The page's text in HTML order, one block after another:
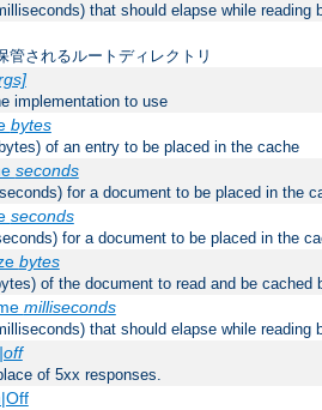
that should elapse while reading
管されるルートディレクトリ
implementation to use
bytes
of an entry to be placed in the cache
seconds
for a document to be placed in the
seconds
for a document to be placed in the
bytes
of the document to read and be cached
milliseconds
that should elapse while reading
of 5xx responses.